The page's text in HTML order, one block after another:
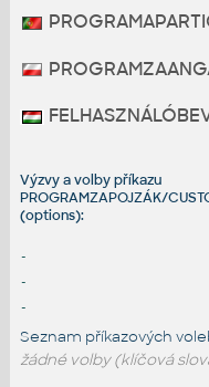
Výzvy a volby příkazu
PROGRAMZAPOJZÁK/
(options):
-
-
-
Seznam příkazových
žádné volby (klíčová